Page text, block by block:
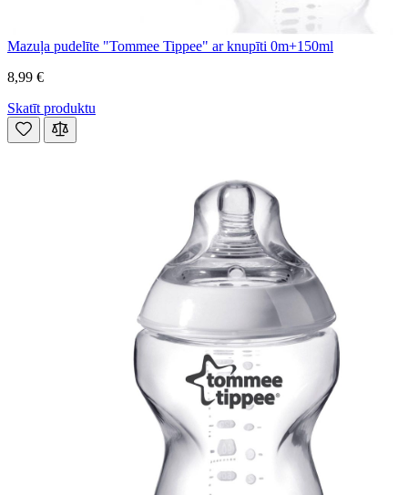
Mazuļa pudelīte "Tommee Tippee" ar knupīti 0m+150ml
8,99 €
Skatīt produktu